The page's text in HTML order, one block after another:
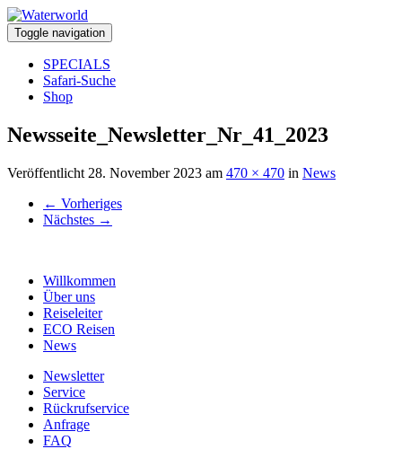
Toggle navigation
SPECIALS
Safari-Suche
Shop
Newsseite_Newsletter_Nr_41_2023
Veröffentlicht 28. November 2023 am 470 × 470 in News
← Vorheriges
Nächstes →
Willkommen
Über uns
Reiseleiter
ECO Reisen
News
Newsletter
Service
Rückrufservice
Anfrage
FAQ